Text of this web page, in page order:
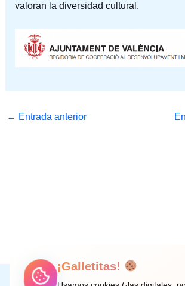
valoran la diversidad cultural.
← Entrada anterior
¡Galletitas!